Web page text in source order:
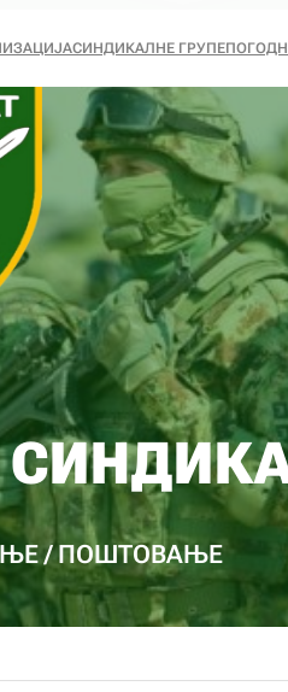
СИНДИКАЛНЕ ГРУПЕ
/ ПОШТОВАЊЕ